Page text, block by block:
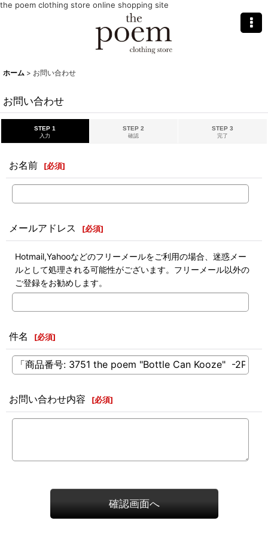
the poem clothing store online shopping site
ホーム > お問い合わせ
お問い合わせ
STEP 1
入力
STEP 2
確認
STEP 3
完了
お名前 [必須]
メールアドレス [必須]
Hotmail,Yahooなどのフリーメールをご利用の場合、迷惑メー
ルとして処理される可能性がございます。フリーメール以外の
ご登録をお勧めします。
件名 [必須]
お問い合わせ内容 [必須]
確認画面へ